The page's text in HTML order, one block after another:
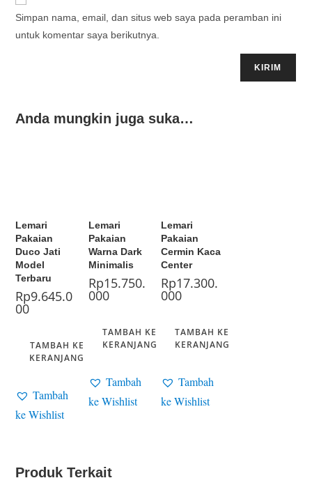
Simpan nama, email, dan situs web saya pada peramban ini
untuk komentar saya berikutnya.
Anda mungkin juga suka…
Lemari
Pakaian
Duco Jati
Model
Terbaru
Rp9.645.0
00
TAMBAH KE
KERANJANG
Tambah
ke Wishlist
Lemari
Pakaian
Warna Dark
Minimalis
Rp15.750.
000
TAMBAH KE
KERANJANG
Tambah
ke Wishlist
Lemari
Pakaian
Cermin Kaca
Center
Rp17.300.
000
TAMBAH KE
KERANJANG
Tambah
ke Wishlist
Produk Terkait